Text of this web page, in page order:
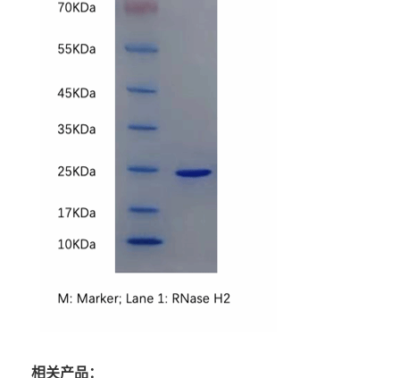
相关产品：